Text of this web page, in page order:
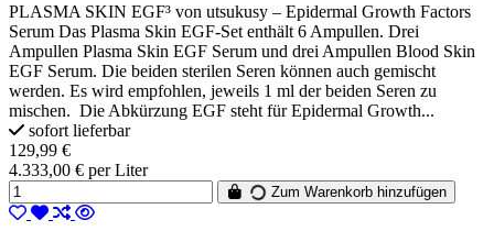
PLASMA SKIN EGF³ von utsukusy – Epidermal Growth Factors
Serum Das Plasma Skin EGF-Set enthält 6 Ampullen. Drei
Ampullen Plasma Skin EGF Serum und drei Ampullen Blood Skin
EGF Serum. Die beiden sterilen Seren können auch gemischt
werden. Es wird empfohlen, jeweils 1 ml der beiden Seren zu
mischen. Die Abkürzung EGF steht für Epidermal Growth...
sofort lieferbar
129,99 €
4.333,00 € per Liter
Zum Warenkorb hinzufügen